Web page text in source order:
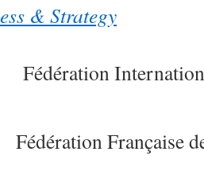
& Strategy
Française des